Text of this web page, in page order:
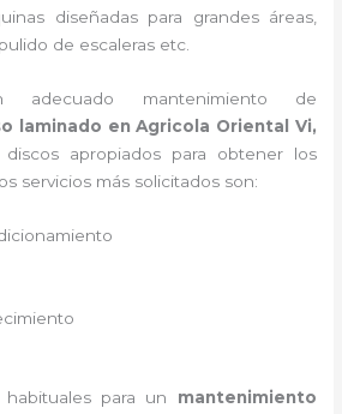
diseñadas para grandes áreas,
de escaleras etc.
adecuado mantenimiento de
laminado en Agricola Oriental Vi,
apropiados para obtener los
servicios más solicitados son:
habituales para un mantenimiento